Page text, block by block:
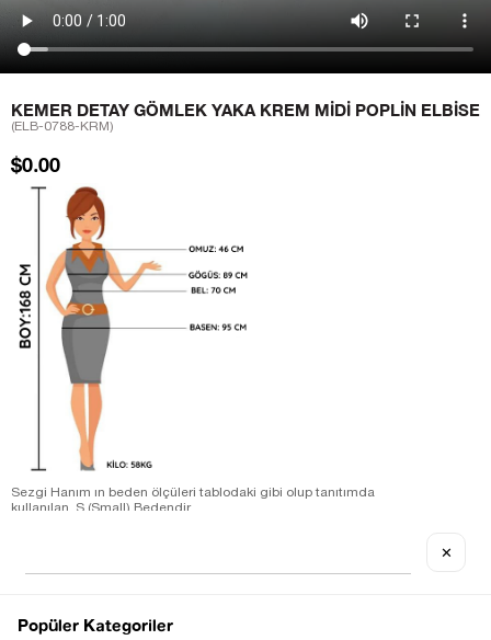
KEMER DETAY GÖMLEK YAKA KREM MIDI POPLIN ELBISE
(ELB-0788-KRM)
$0.00
Sezgi Hanım ın beden ölçüleri tablodaki gibi olup tanıtımda
kullanılan S (Small) Bedendir.
Ürün Ölçüleri;
Ölçü Alınan Beden S-36 Bedendir. Bedenler arasında 1-2 cm
farklılık vardır.
✕
Popüler Kategoriler